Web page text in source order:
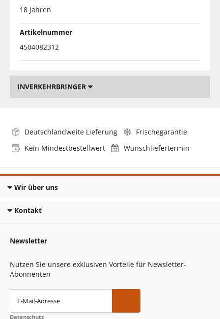
18 Jahren
Artikelnummer
4504082312
INVERKEHRBRINGER
Deutschlandweite Lieferung
Frischegarantie
Kein Mindestbestellwert
Wunschliefertermin
Wir über uns
Kontakt
Newsletter
Nutzen Sie unsere exklusiven Vorteile für Newsletter-
Abonnenten
E-Mail-Adresse
Datenschutz